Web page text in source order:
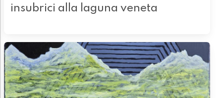
insubrici alla laguna veneta